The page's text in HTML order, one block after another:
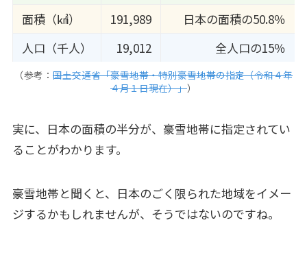
面積（㎢）
191,989
日本の面積の50.8％
人口（千人）
19,012 全人口の15％
（参考： 国土交通省「豪雪地帯・特別豪雪地帯の指定（令和４年
４月１日現在）」）
実に、日本の面積の半分が、豪雪地帯に指定されてい
ることがわかります。
豪雪地帯と聞くと、日本のごく限られた地域をイメー
ジするかもしれませんが、そうではないのですね。